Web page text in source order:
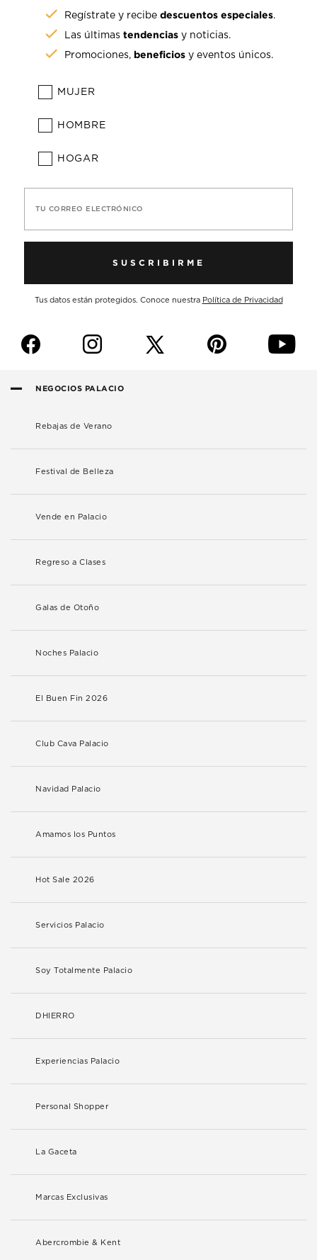
Regístrate y recibedescuentos especiales.
Las últimastendencias y noticias.
Promociones, beneficios y eventos únicos.
MUJER
HOMBRE
HOGAR
TU CORREO ELECTRÓNICO
SUSCRIBIRME
Tus datos están protegidos. Conoce nuestra Política de Privacidad
f i p y
NEGOCIOS PALACIO
Rebajas de Verano
Festival de Belleza
Vende en Palacio
Regreso a Clases
Galas de Otoño
Noches Palacio
El Buen Fin 2026
Club Cava Palacio
Navidad Palacio
Amamos los Puntos
Hot Sale 2026
Servicios Palacio
Soy Totalmente Palacio
DHIERRO
Experiencias Palacio
Personal Shopper
La Gaceta
Marcas Exclusivas
Abercrombie & Kent